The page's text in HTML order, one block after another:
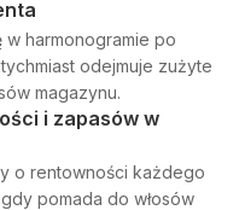
harmonogramie po
odejmuje zużyte
magazynu.
i zapasów w
o rentowności każdego
pomada do włosów